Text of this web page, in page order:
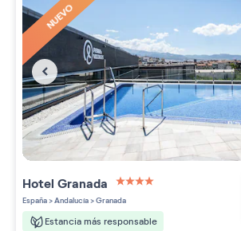
NUEVO
Hotel Granada
4 étoiles sur 5
España>Andalucía>Granada
Estancia más responsable